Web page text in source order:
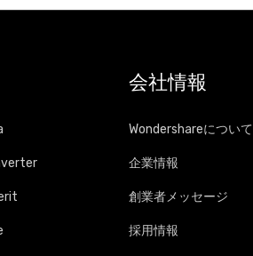
会社情報
Wondershareについて
企業情報
創業者メッセージ
採用情報